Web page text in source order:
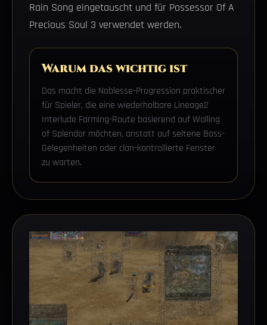
Rain Song eingetauscht und für Possessor Of A
Precious Soul 3 verwendet werden.
Warum das wichtig ist
Das macht die Noblesse-Progression praktischer
für Spieler, die eine wiederholbare Lineage2
Interlude Farming-Route basierend auf Walling
of Splendor möchten, anstatt auf seltene Boss-
Gelegenheiten oder clan-kontrollierte Fenster
zu warten.